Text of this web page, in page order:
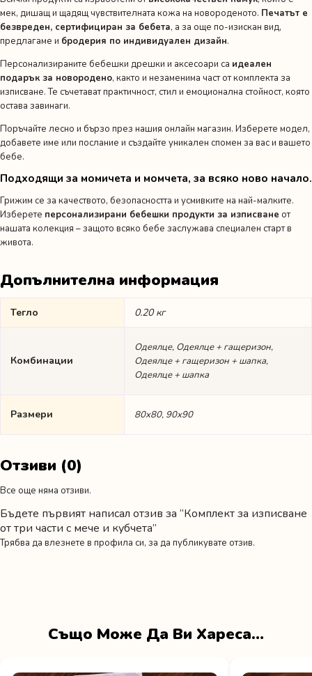
мек, дишащ и щадящ чувствителната кожа на новороденото. Печатът е
безвреден, сертифициран за бебета, а за още по-изискан вид,
предлагаме и бродерия по индивидуален дизайн.
Персонализираните бебешки дрешки и аксесоари са идеален
подарък за новородено, както и незаменима част от комплекта за
изписване. Те съчетават практичност, стил и емоционална стойност, която
остава завинаги.
Поръчайте лесно и бързо през нашия онлайн магазин. Изберете модел,
добавете име или послание и създайте уникален спомен за вас и вашето
бебе.
Подходящи за момичета и момчета, за всяко ново начало.
Грижим се за качеството, безопасността и усмивките на най-малките.
Изберете персонализирани бебешки продукти за изписване от
нашата колекция – защото всяко бебе заслужава специален старт в
живота.
Допълнителна информация
Тегло 0.20 кг
Комбинации
Одеялце, Одеялце + гащеризон,
Одеялце + гащеризон + шапка,
Одеялце + шапка
Размери 80х80, 90х90
Отзиви (0)
Все още няма отзиви.
Бъдете първият написал отзив за “Комплект за изписване
от три части с мече и кубчета”
Трябва да влезнете в профила си, за да публикувате отзив.
Също Може Да Ви Хареса…